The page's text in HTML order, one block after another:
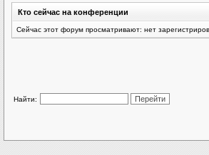
Кто сейчас на конференции
Сейчас этот форум просматривают: нет
Найти: